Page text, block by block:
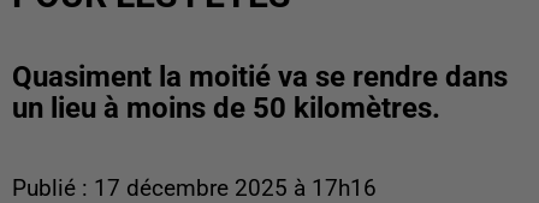
Quasiment la moitié va se rendre dans
un lieu à moins de 50 kilomètres.
Publié : 17 décembre 2025 à 17h16